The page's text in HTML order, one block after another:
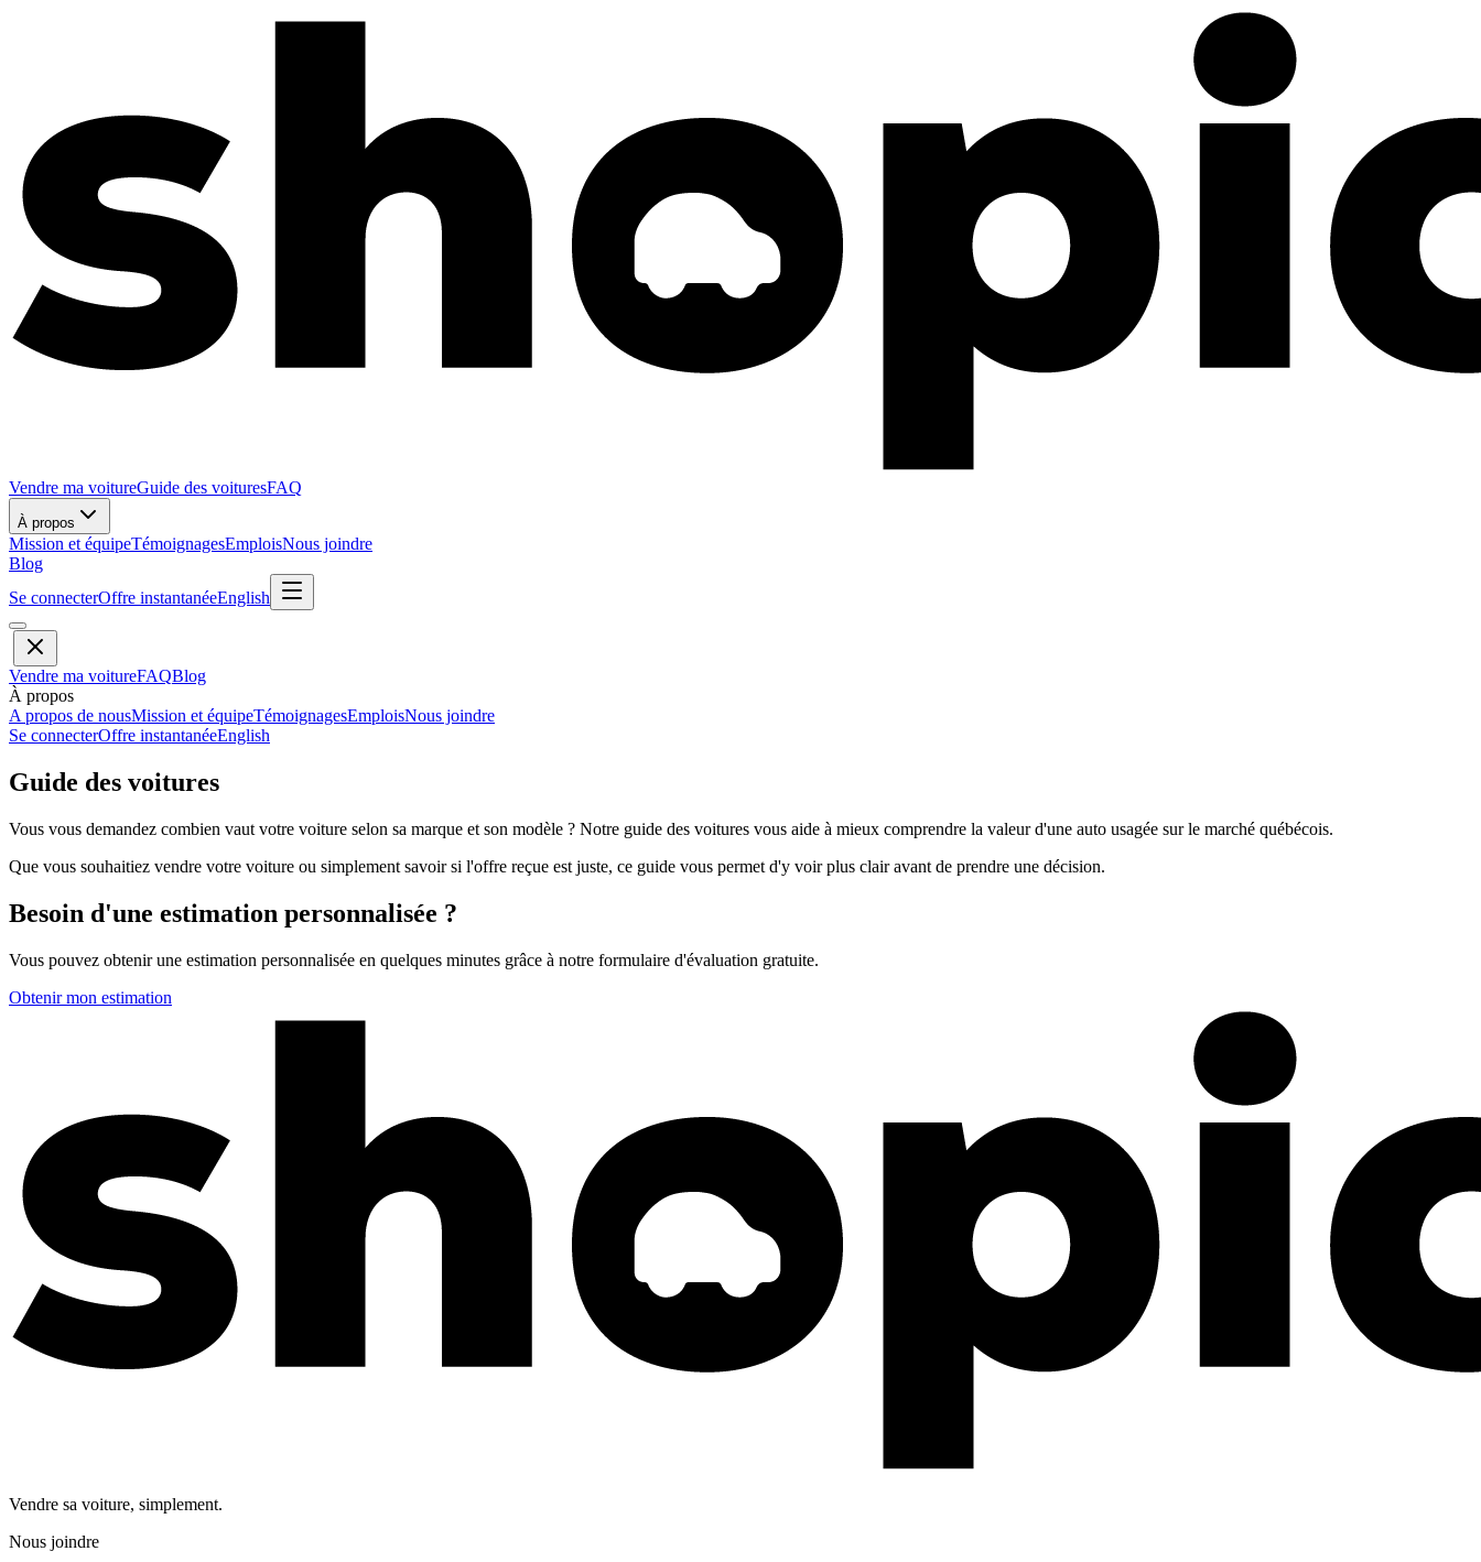
Vendre ma voitureGuide des voituresFAQ
À propos
Mission et équipeTémoignagesEmploisNous joindre
Blog
Se connecterOffre instantanéeEnglish
Vendre ma voitureFAQBlog
À propos
A propos de nousMission et équipeTémoignagesEmploisNous joindre
Se connecterOffre instantanéeEnglish
Guide des voitures
Vous vous demandez combien vaut votre voiture selon sa marque et son modèle ? Notre guide des voitures vous aide à mieux comprendre la valeur d'une auto usagée sur le marché québécois.
Que vous souhaitiez vendre votre voiture ou simplement savoir si l'offre reçue est juste, ce guide vous permet d'y voir plus clair avant de prendre une décision.
Besoin d'une estimation personnalisée ?
Vous pouvez obtenir une estimation personnalisée en quelques minutes grâce à notre formulaire d'évaluation gratuite.
Obtenir mon estimation
Vendre sa voiture, simplement.
Nous joindre